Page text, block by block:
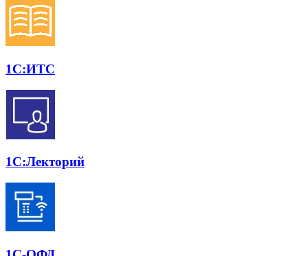
1С:ИТС
1С:Лекторий